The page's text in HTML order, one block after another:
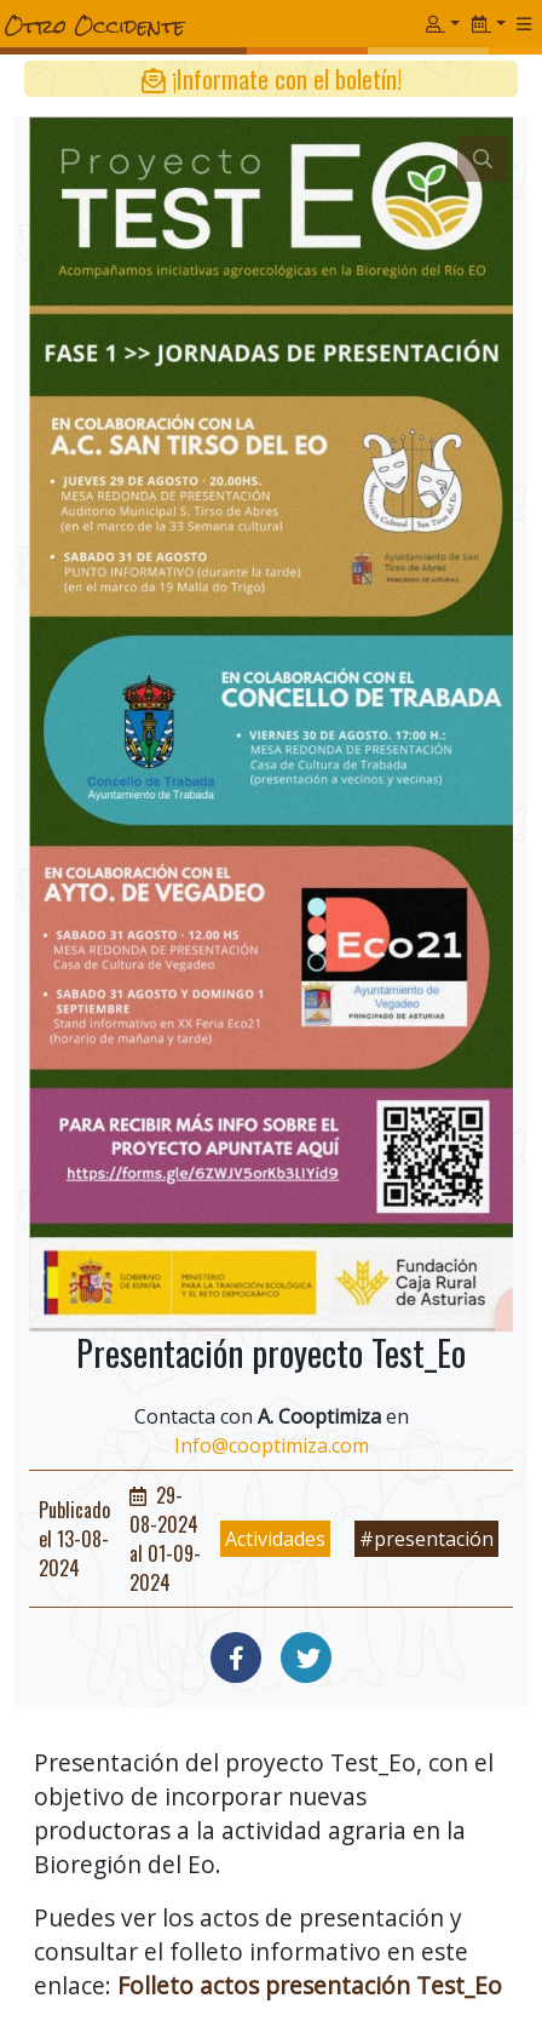
¡Informate con el boletín!
Presentación proyecto Test_Eo
Contacta con A. Cooptimizaen
Info@cooptimiza.com
Publicado
el 13-08-
2024
29-
08-2024
al 01-09-
2024
Actividades #presentación
Presentación del proyecto Test_Eo, con el
objetivo de incorporar nuevas
productoras a la actividad agraria en la
Bioregión del Eo.
Puedes ver los actos de presentación y
consultar el folleto informativo en este
enlace: Folleto actos presentación Test_Eo